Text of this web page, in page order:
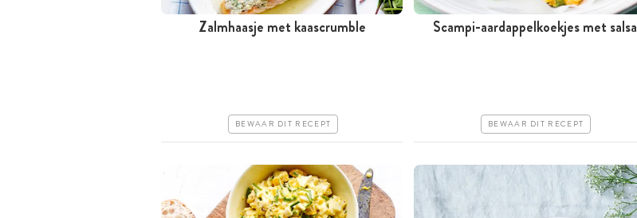
Zalmhaasje met kaascrumble
BEWAAR DIT RECEPT
Scampi-aardappelkoekjes met salsa
BEWAAR DIT RECEPT